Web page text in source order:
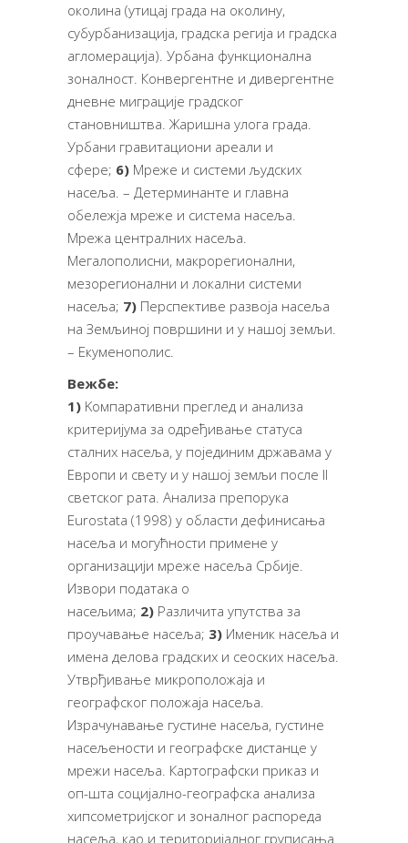
околина (утицај града на околину,
субурбанизација, градска регија и градска
агломерација). Урбана функционална
зоналност. Конвергентне и дивергентне
дневне миграције градског
становништва. Жаришна улога града.
Урбани гравитациони ареали и
сфере; 6) Мреже и системи људских
насеља. – Детерминанте и главна
обележја мреже и система насеља.
Мрежа централних насеља.
Мегалополисни, макрорегионални,
мезорегионални и локални системи
насеља; 7) Перспективе развоја насеља
на Земљиној површини и у нашој земљи.
– Екуменополис.
Вежбе:
1) Kомпаративни преглед и анализа
критеријума за одређивање статуса
сталних насеља, у појединим државама у
Европи и свету и у нашој земљи после II
светског рата. Анализа препорука
Eurostata (1998) у области дефинисања
насеља и могућности примене у
организацији мреже насеља Србије.
Извори података о
насељима; 2) Различита упутства за
проучавање насеља; 3) Именик насеља и
имена делова градских и сеоских насеља.
Утврђивање микроположаја и
географског положаја насеља.
Израчунавање густине насеља, густине
насељености и географске дистанце у
мрежи насеља. Картографски приказ и
оп-шта социјално-географска анализа
хипсометријског и зоналног распореда
насеља, као и територијалног груписања